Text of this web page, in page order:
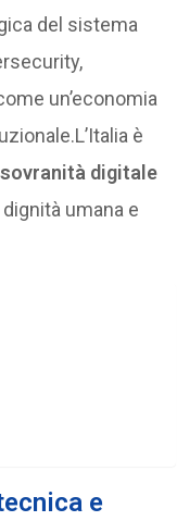
del sistema
un’economia
è
sovranità digitale
umana e
e